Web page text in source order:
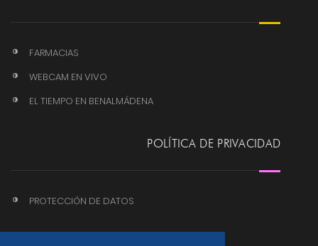
FARMACIAS
WEBCAM EN VIVO
EL TIEMPO EN BENALMÁDENA
POLÍTICA DE PRIVACIDAD
PROTECCIÓN DE DATOS